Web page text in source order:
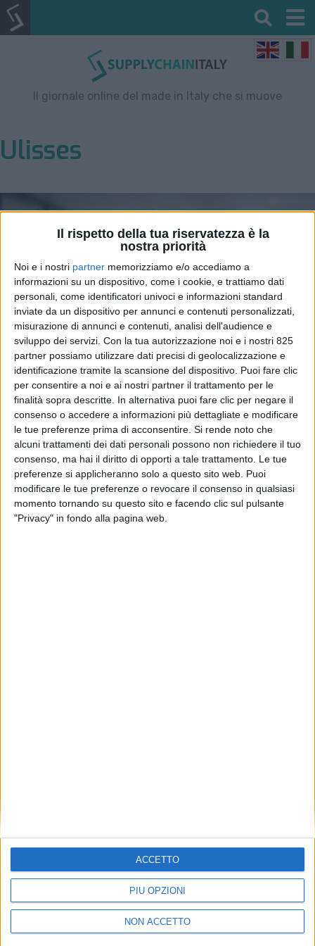
Il rispetto della tua riservatezza è la
nostra priorità
Noi e i nostri partner memorizziamo e/o accediamo a
informazioni su un dispositivo, come i cookie, e trattiamo dati
personali, come identificatori univoci e informazioni standard
inviate da un dispositivo per annunci e contenuti personalizzati,
misurazione di annunci e contenuti, analisi dell'audience e
sviluppo dei servizi. Con la tua autorizzazione noi e i nostri 825
partner possiamo utilizzare dati precisi di geolocalizzazione e
identificazione tramite la scansione del dispositivo. Puoi fare clic
per consentire a noi e ai nostri partner il trattamento per le
finalità sopra descritte. In alternativa puoi fare clic per negare il
consenso o accedere a informazioni più dettagliate e modificare
le tue preferenze prima di acconsentire. Si rende noto che
alcuni trattamenti dei dati personali possono non richiedere il tuo
consenso, ma hai il diritto di opporti a tale trattamento. Le tue
preferenze si applicheranno solo a questo sito web. Puoi
modificare le tue preferenze o revocare il consenso in qualsiasi
momento tornando su questo sito e facendo clic sul pulsante
"Privacy" in fondo alla pagina web.
PIÙ OPZIONI
NON ACCETTO
ACCETTO
Il giornale online del made in Italy che si muove
Ulisses
Ulisses chiude round seed da
oltre 1 mln di euro e accelera
nell’asset tracking
SERVIZI & FORNITORI 15 GIUGNO 2026